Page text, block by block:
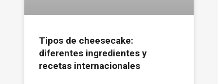
Tipos de cheesecake:
diferentes ingredientes y
recetas internacionales